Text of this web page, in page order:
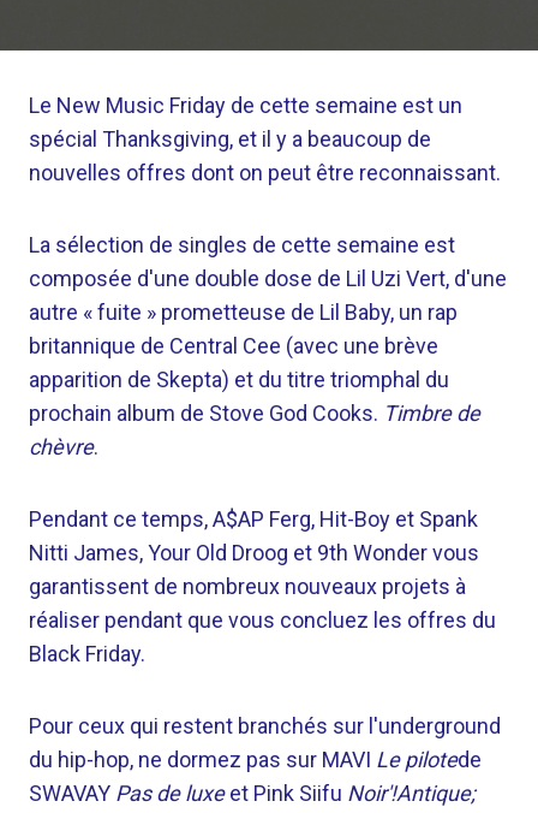
Le New Music Friday de cette semaine est un
spécial Thanksgiving, et il y a beaucoup de
nouvelles offres dont on peut être reconnaissant.
La sélection de singles de cette semaine est
composée d'une double dose de Lil Uzi Vert, d'une
autre « fuite » prometteuse de Lil Baby, un rap
britannique de Central Cee (avec une brève
apparition de Skepta) et du titre triomphal du
prochain album de Stove God Cooks. Timbre de
chèvre.
Pendant ce temps, A$AP Ferg, Hit-Boy et Spank
Nitti James, Your Old Droog et 9th Wonder vous
garantissent de nombreux nouveaux projets à
réaliser pendant que vous concluez les offres du
Black Friday.
Pour ceux qui restent branchés sur l'underground
du hip-hop, ne dormez pas sur MAVI Le pilotede
SWAVAY Pas de luxeet Pink Siifu Noir'!Antique;